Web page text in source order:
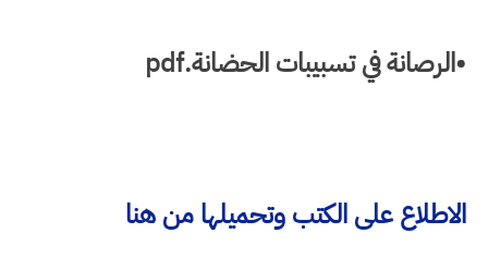
•الرصانة في تسبيبات الحضانة.pdf
الاطلاع على الكتب وتحميلها من هنا